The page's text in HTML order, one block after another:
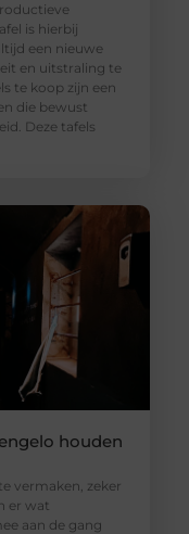
is hierbij
een nieuwe
en uitstraling te
te koop zijn een
die bewust
Deze tafels
houden
vermaken, zeker
er wat
aan de gang